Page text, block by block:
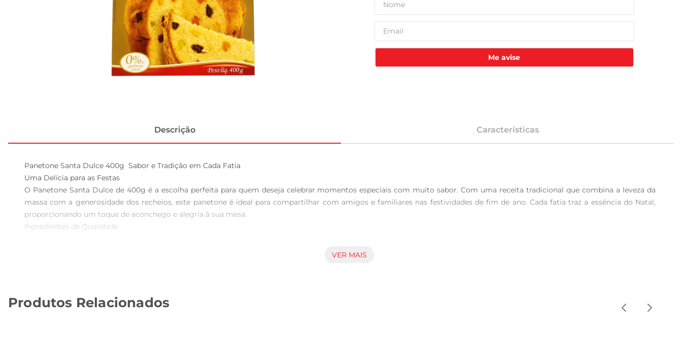
Me avise
Descrição Características
Panetone Santa Dulce 400g  Sabor e Tradição em Cada Fatia
Uma Delícia para as Festas
O Panetone Santa Dulce de 400g é a escolha perfeita para quem deseja celebrar momentos especiais com muito sabor. Com uma receita tradicional que combina a leveza da
massa com a generosidade dos recheios, este panetone é ideal para compartilhar com amigos e familiares nas festividades de fim de ano. Cada fatia traz a essência do Natal,
proporcionando um toque de aconchego e alegria à sua mesa.
Ingredientes de Qualidade
de fermentação. Os pedacinhos de frutas cristalizadas e uvaspassas se destacam, oferecendo um sabor adocicadoe uma textura incrível a cada mordida. É uma opção que agrada
torradas. Sua embalagem prática de 400g facilita o armazenamento e garante frescor, permitindo que você desfrute do produto por mais tempo. Além disso, é uma ótima opção
VER MAIS
Produtos Relacionados